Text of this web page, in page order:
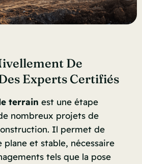
De
Experts Certifiés
terrain est une étape
nombreux projets de
Il permet de
plane et stable, nécessaire
tels que la pose